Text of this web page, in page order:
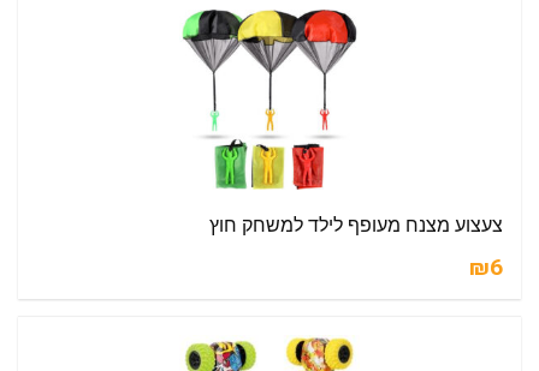
צעצוע מצנח מעופף לילד למשחק חוץ
₪6